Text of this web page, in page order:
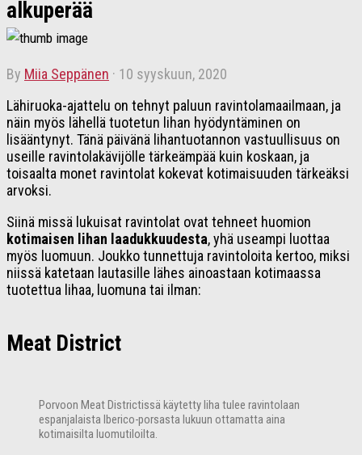
alkuperää
by Miia Seppänen · 10 syyskuun, 2020
Lähiruoka-ajattelu on tehnyt paluun ravintolamaailmaan, ja
näin myös lähellä tuotetun lihan hyödyntäminen on
lisääntynyt. Tänä päivänä lihantuotannon vastuullisuus on
useille ravintolakävijölle tärkeämpää kuin koskaan, ja
toisaalta monet ravintolat kokevat kotimaisuuden tärkeäksi
arvoksi.
Siinä missä lukuisat ravintolat ovat tehneet huomion
kotimaisen lihan laadukkuudesta, yhä useampi luottaa
myös luomuun. Joukko tunnettuja ravintoloita kertoo, miksi
niissä katetaan lautasille lähes ainoastaan kotimaassa
tuotettua lihaa, luomuna tai ilman:
Meat District
Porvoon Meat Districtissä käytetty liha tulee ravintolaan
espanjalaista Iberico-porsasta lukuun ottamatta aina
kotimaisilta luomutiloilta.